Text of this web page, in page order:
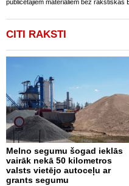
publicētajiem materiāliem bez rakstiskas
CITI RAKSTI
Melno segumu šogad ieklās
vairāk nekā 50 kilometros
valsts vietējo autoceļu ar
grants segumu